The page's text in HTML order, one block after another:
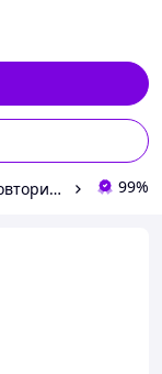
Продавец "STILYAZHKA" - твой путь к неповторимому стилю! 99%